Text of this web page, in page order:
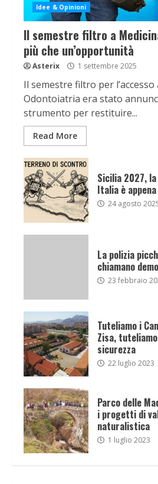
Idee & Opinioni
Il semestre filtro a
più che un’opportunità
Asterix 1 settembre 2025
Il semestre filtro per l’accesso
Odontoiatria era stato
strumento per restituire...
Read More
Sicilia 2027,
Italia è
24 agosto
La polizia
chiamano
23 febbraio
Tuteliamo i
Zisa,
sicurezza
22 luglio 2023
Parco delle
i progetti di
naturalistica
1 luglio 2023